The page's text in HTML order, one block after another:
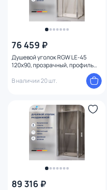
76 459 ₽
Душевой уголок RGW LE-45
120x90, прозрачный, профиль
В наличии 20 шт.
89 316 ₽